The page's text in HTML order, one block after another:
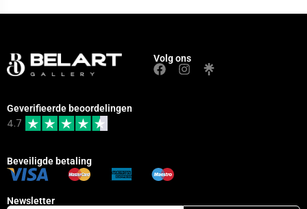
Volg ons
Geverifieerde beoordelingen
4.7
Beveiligde betaling
Newsletter